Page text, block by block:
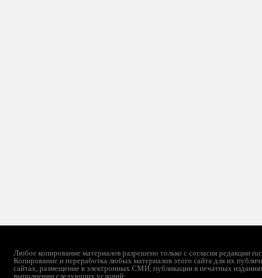
Любое копирование материалов разрешено только с согласия редакции
Копирование и переработка любых материалов этого сайта для их
сайтах, размещение в электронных СМИ, публикации в печатных
выполнении следующих условий: